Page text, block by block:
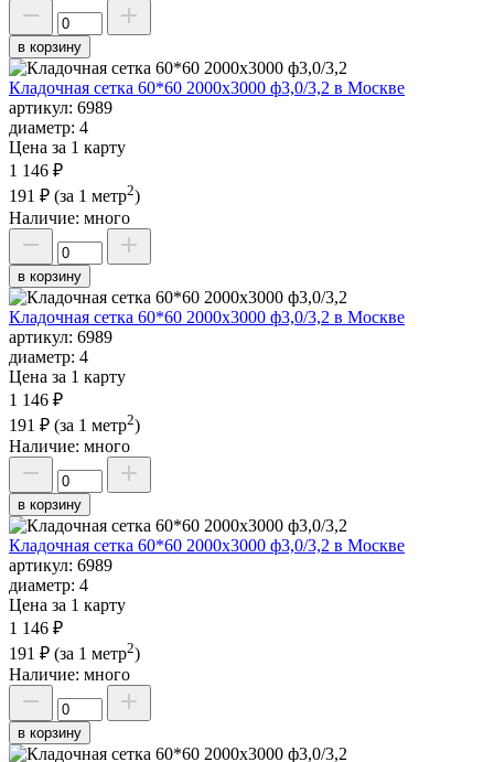
в корзину
Кладочная сетка 60*60 2000х3000 ф3,0/3,2 в Москве
артикул: 6989
диаметр: 4
Цена за 1 карту
1 146 ₽
191 ₽ (за 1 метр2)
Наличие: много
в корзину
Кладочная сетка 60*60 2000х3000 ф3,0/3,2 в Москве
артикул: 6989
диаметр: 4
Цена за 1 карту
1 146 ₽
191 ₽ (за 1 метр2)
Наличие: много
в корзину
Кладочная сетка 60*60 2000х3000 ф3,0/3,2 в Москве
артикул: 6989
диаметр: 4
Цена за 1 карту
1 146 ₽
191 ₽ (за 1 метр2)
Наличие: много
в корзину